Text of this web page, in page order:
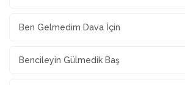
Ben Gelmedim Dava İçin
Bencileyin Gülmedik Baş